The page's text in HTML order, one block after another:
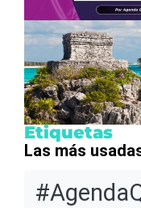
Etiquetas
Las más